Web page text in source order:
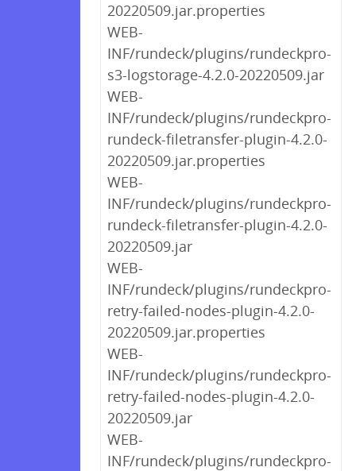
20220509.jar.properties
WEB-
INF/rundeck/plugins/rundeckpro-
s3-logstorage-4.2.0-20220509.jar
WEB-
INF/rundeck/plugins/rundeckpro-
rundeck-filetransfer-plugin-4.2.0-
20220509.jar.properties
WEB-
INF/rundeck/plugins/rundeckpro-
rundeck-filetransfer-plugin-4.2.0-
20220509.jar
WEB-
INF/rundeck/plugins/rundeckpro-
retry-failed-nodes-plugin-4.2.0-
20220509.jar.properties
WEB-
INF/rundeck/plugins/rundeckpro-
retry-failed-nodes-plugin-4.2.0-
20220509.jar
WEB-
INF/rundeck/plugins/rundeckpro-